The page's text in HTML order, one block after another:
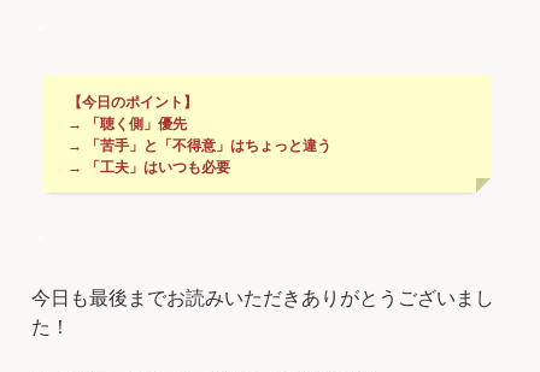
【今日のポイント】
→ 「聴く側」優先
→ 「苦手」と「不得意」はちょっと違う
→ 「工夫」はいつも必要
今日も最後までお読みいただきありがとうございまし
た！